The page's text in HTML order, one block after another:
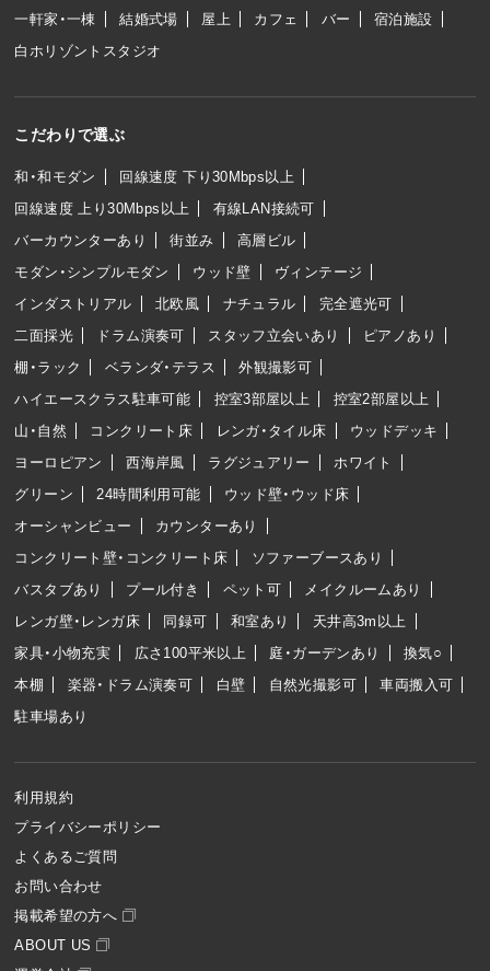
一軒家・一棟
結婚式場 屋上 カフェ バー
宿泊施設
白ホリゾントスタジオ
こだわりで選ぶ
和・和モダン
回線速度 下り30Mbps以上
回線速度 上り30Mbps以上
有線LAN接続可
バーカウンターあり
街並み
高層ビル
モダン・シンプルモダン
ウッド壁
ヴィンテージ
インダストリアル
北欧風 ナチュラル
完全遮光可
二面採光
ドラム演奏可 スタッフ立会いあり
ピアノあり
棚・ラック
ベランダ・テラス
外観撮影可
ハイエースクラス駐車可能
控室3部屋以上
控室2部屋以上
山・自然
コンクリート床 レンガ・タイル床
ウッドデッキ
ヨーロピアン
西海岸風 ラグジュアリー
ホワイト
グリーン
24時間利用可能
ウッド壁・ウッド床
オーシャンビュー
カウンターあり
コンクリート壁・コンクリート床
ソファーブースあり
バスタブあり
プール付き ペット可
メイクルームあり
レンガ壁・レンガ床
同録可 和室あり
天井高3m以上
家具・小物充実
広さ100平米以上 庭・ガーデンあり
換気○
本棚
楽器・ドラム演奏可 白壁 自然光撮影可
車両搬入可
駐車場あり
利用規約
プライバシーポリシー
よくあるご質問
お問い合わせ
掲載希望の方へ
ABOUT US